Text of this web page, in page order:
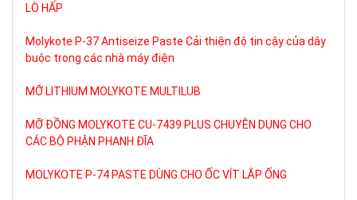
LÒ HẤP
Molykote P-37 Antiseize Paste Cải thiện độ tin cậy của dây
buộc trong các nhà máy điện
MỠ LITHIUM MOLYKOTE MULTILUB
MỠ ĐỒNG MOLYKOTE CU-7439 PLUS CHUYÊN DỤNG CHO
CÁC BỘ PHẬN PHANH ĐĨA
MOLYKOTE P-74 PASTE DÙNG CHO ỐC VÍT LẮP ỐNG